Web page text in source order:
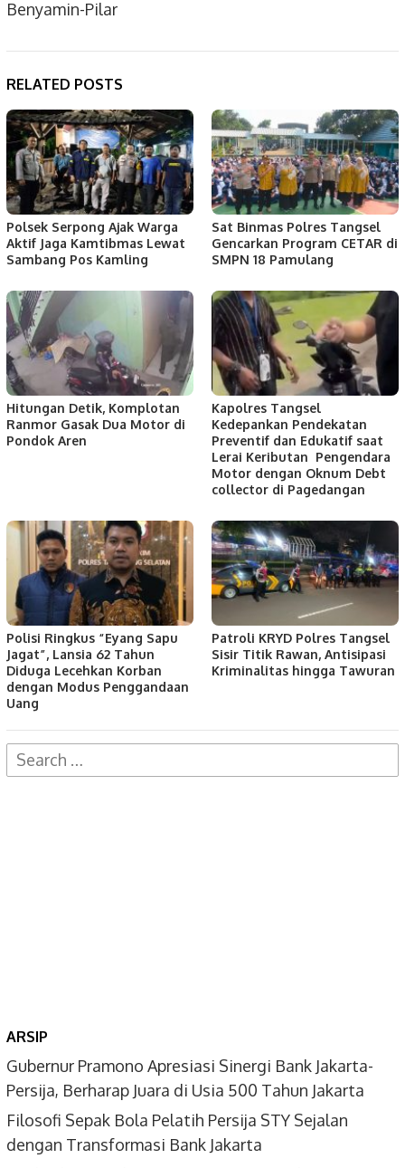
Benyamin-Pilar
RELATED POSTS
Polsek Serpong Ajak Warga
Aktif Jaga Kamtibmas Lewat
Sambang Pos Kamling
Sat Binmas Polres Tangsel
Gencarkan Program CETAR di
SMPN 18 Pamulang
Hitungan Detik, Komplotan
Ranmor Gasak Dua Motor di
Pondok Aren
Kapolres Tangsel
Kedepankan Pendekatan
Preventif dan Edukatif saat
Lerai Keributan Pengendara
Motor dengan Oknum Debt
collector di Pagedangan
Polisi Ringkus “Eyang Sapu
Jagat”, Lansia 62 Tahun
Diduga Lecehkan Korban
dengan Modus Penggandaan
Uang
Patroli KRYD Polres Tangsel
Sisir Titik Rawan, Antisipasi
Kriminalitas hingga Tawuran
Search
for:
ARSIP
Gubernur Pramono Apresiasi Sinergi Bank Jakarta-
Persija, Berharap Juara di Usia 500 Tahun Jakarta
Filosofi Sepak Bola Pelatih Persija STY Sejalan
dengan Transformasi Bank Jakarta